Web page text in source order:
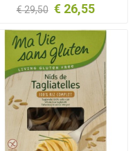
€ 29,50 € 26,55